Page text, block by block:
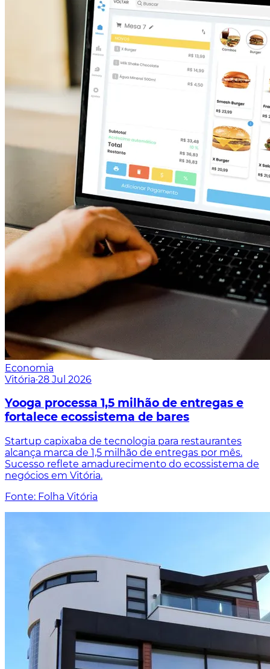
Economia
Vitória·28 Jul 2026
Yooga processa 1,5 milhão de entregas e
fortalece ecossistema de bares
Startup capixaba de tecnologia para restaurantes
alcança marca de 1,5 milhão de entregas por mês.
Sucesso reflete amadurecimento do ecossistema de
negócios em Vitória.
Fonte: Folha Vitória